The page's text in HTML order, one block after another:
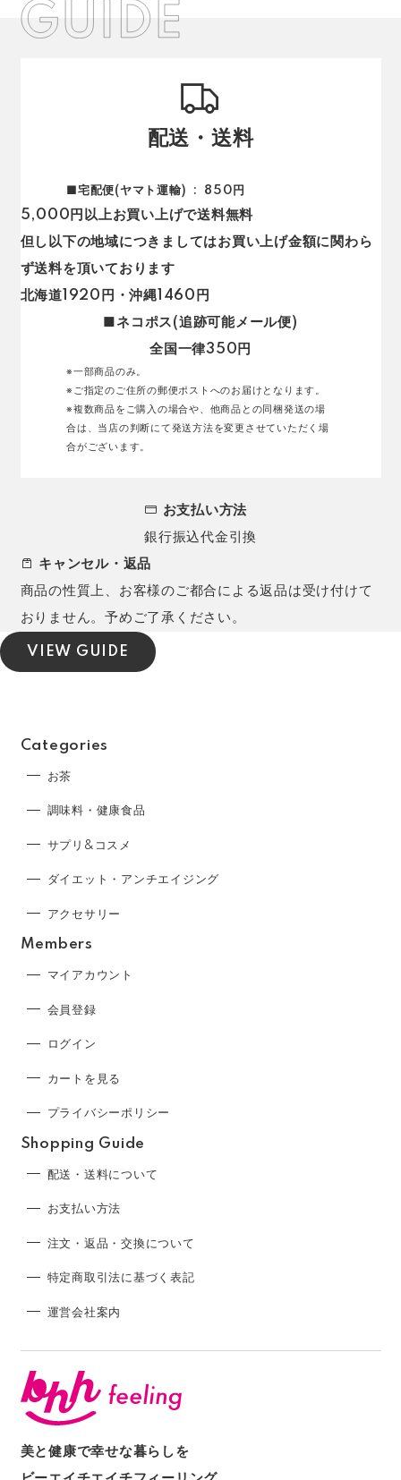
配送・送料
■宅配便(ヤマト運輸) 850円
5,000円以上お買い上げで送料無料
但し以下の地域につきましてはお買い上げ金額に関わら
ず送料を頂いております
北海道1920円・沖縄1460円
■ネコポス(追跡可能メール便)
全国一律350円
※一部商品のみ。
※ご指定のご住所の郵便ポストへのお届けとなります。
※複数商品をご購入の場合や、他商品との同梱発送の場
合は、当店の判断にて発送方法を変更させていただく場
合がございます。
お支払い方法
銀行振込代金引換
キャンセル・返品
商品の性質上、お客様のご都合による返品は受け付けて
おりません。予めご了承ください。
VIEW GUIDE
Categories
お茶
調味料・健康食品
サプリ&コスメ
ダイエット・アンチエイジング
アクセサリー
Members
マイアカウント
会員登録
ログイン
カートを見る
プライバシーポリシー
Shopping Guide
配送・送料について
お支払い方法
注文・返品・交換について
特定商取引法に基づく表記
運営会社案内
美と健康で幸せな暮らしを